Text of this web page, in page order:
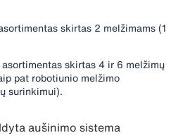
skirtas 2 melžimams (1
skirtas 4 ir 6 melžimų
pat robotiunio melžimo
surinkimui).
aušinimo sistema